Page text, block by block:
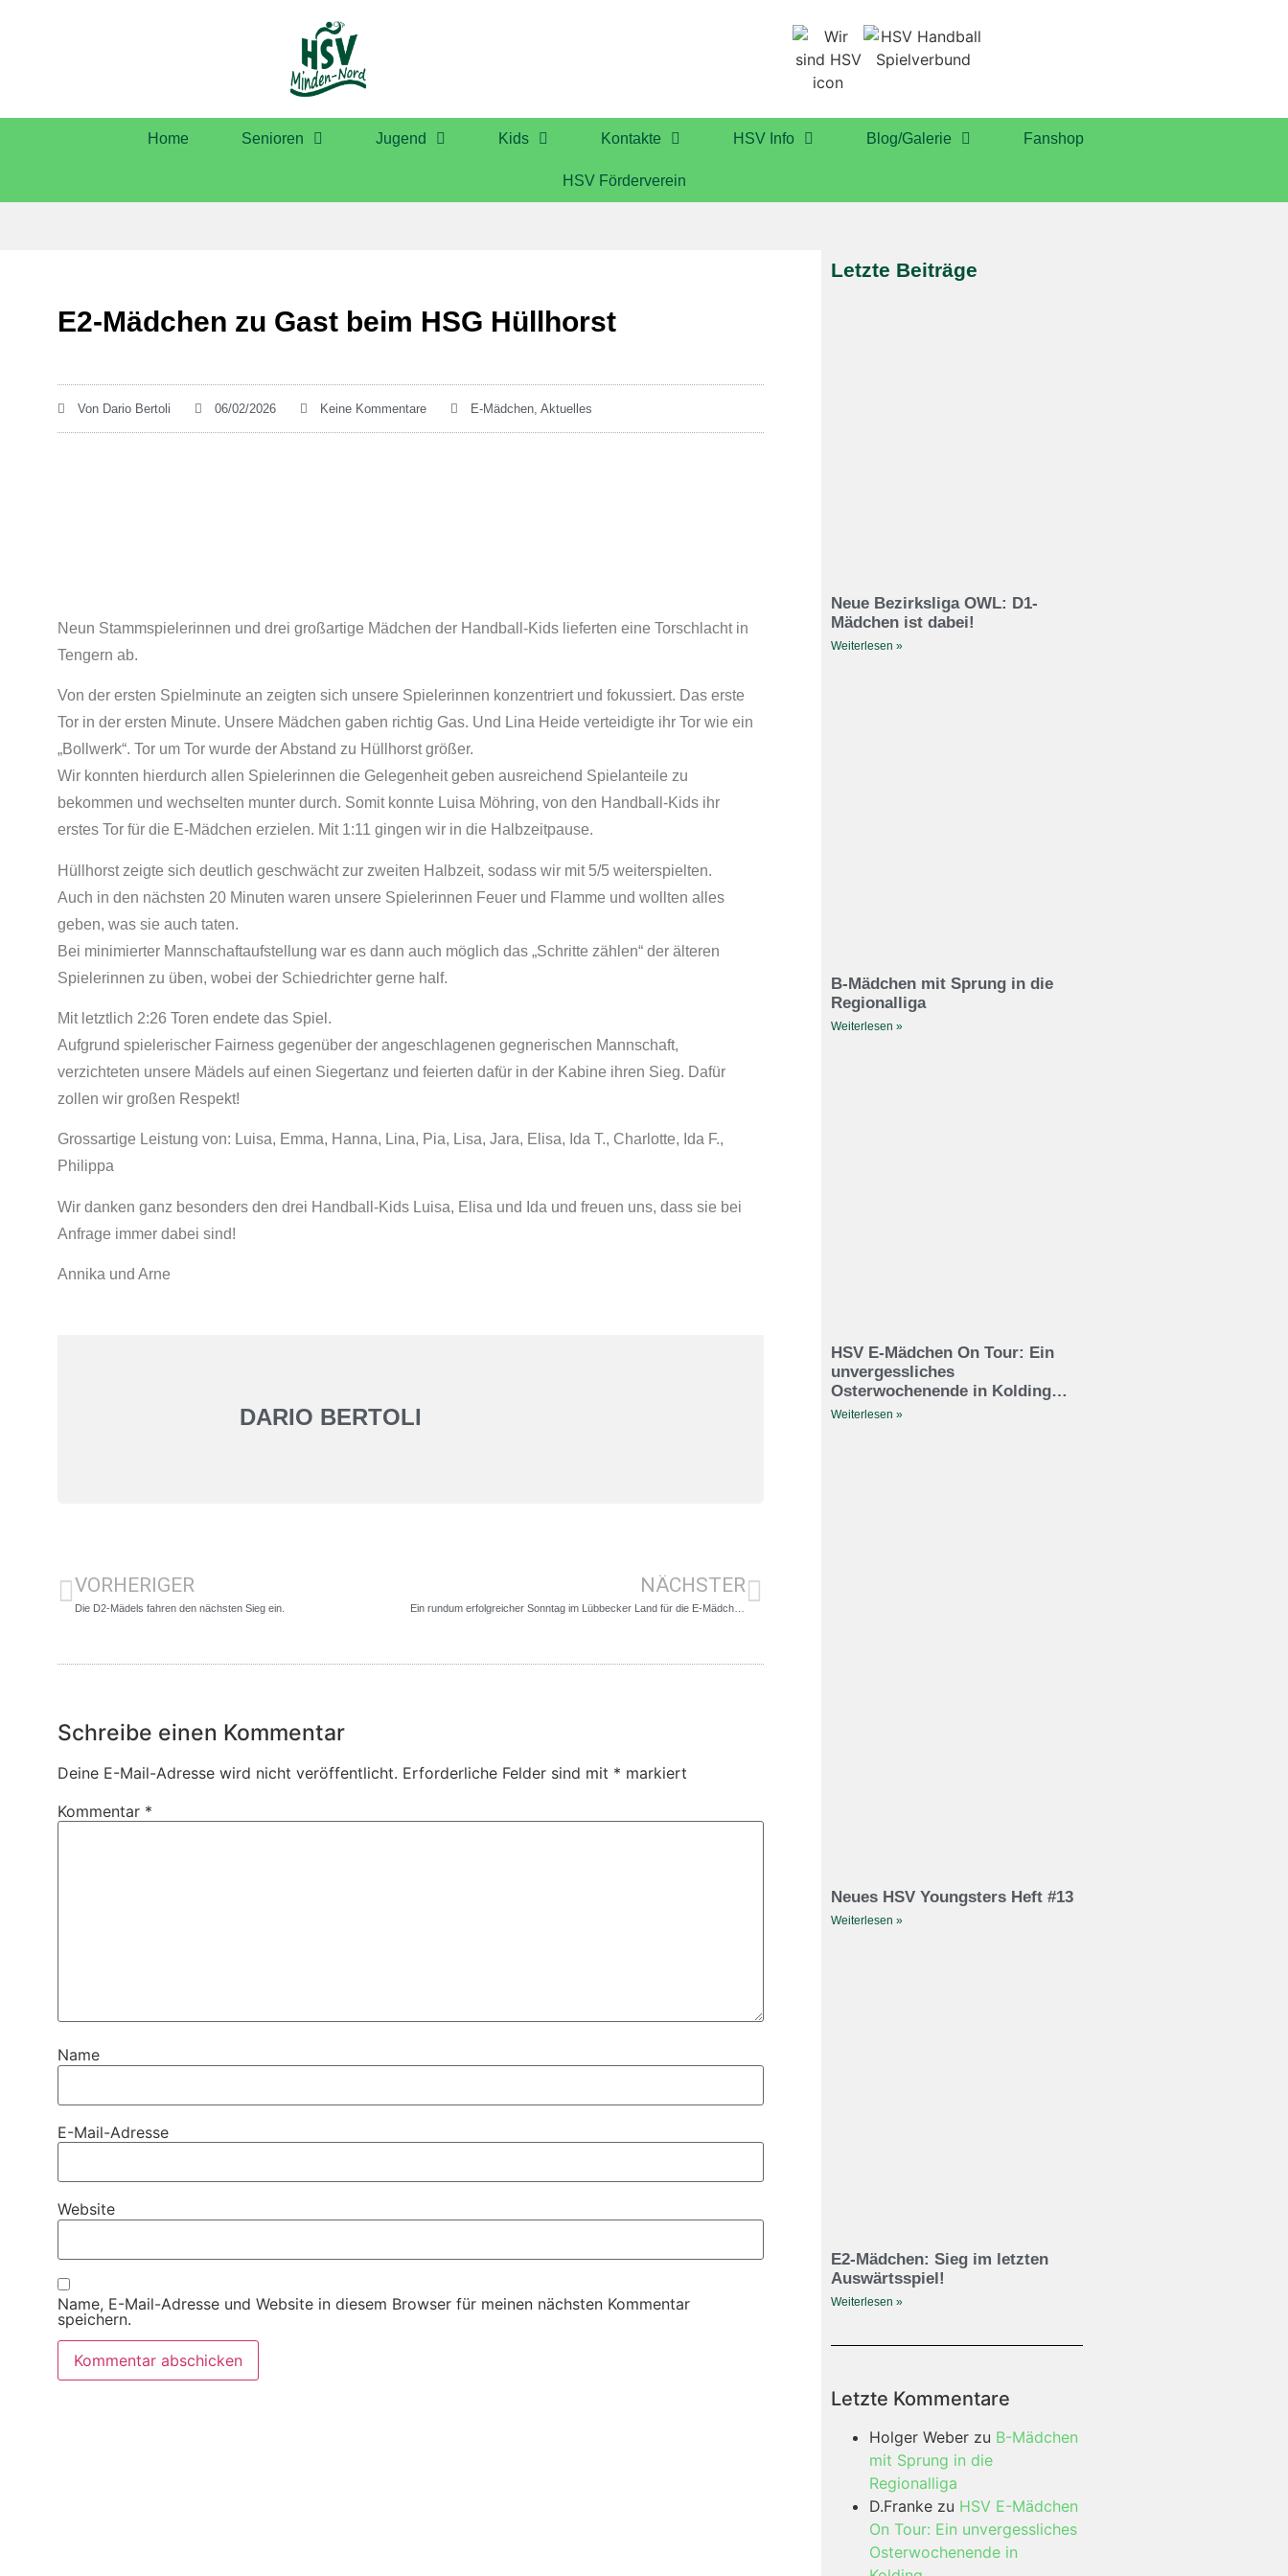
Home Senioren Jugend Kids Kontakte HSV Info Blog/Galerie Fanshop
HSV Förderverein
E2-Mädchen zu Gast beim HSG Hüllhorst
Von Dario Bertoli 06/02/2026 Keine Kommentare E-Mädchen, Aktuelles
Neun Stammspielerinnen und drei großartige Mädchen der Handball-Kids lieferten eine Torschlacht in
Tengern ab.
Von der ersten Spielminute an zeigten sich unsere Spielerinnen konzentriert und fokussiert. Das erste
Tor in der ersten Minute. Unsere Mädchen gaben richtig Gas. Und Lina Heide verteidigte ihr Tor wie ein
„Bollwerk“. Tor um Tor wurde der Abstand zu Hüllhorst größer.
Wir konnten hierdurch allen Spielerinnen die Gelegenheit geben ausreichend Spielanteile zu
bekommen und wechselten munter durch. Somit konnte Luisa Möhring, von den Handball-Kids ihr
erstes Tor für die E-Mädchen erzielen. Mit 1:11 gingen wir in die Halbzeitpause.
Hüllhorst zeigte sich deutlich geschwächt zur zweiten Halbzeit, sodass wir mit 5/5 weiterspielten.
Auch in den nächsten 20 Minuten waren unsere Spielerinnen Feuer und Flamme und wollten alles
geben, was sie auch taten.
Bei minimierter Mannschaftaufstellung war es dann auch möglich das „Schritte zählen“ der älteren
Spielerinnen zu üben, wobei der Schiedrichter gerne half.
Mit letztlich 2:26 Toren endete das Spiel.
Aufgrund spielerischer Fairness gegenüber der angeschlagenen gegnerischen Mannschaft,
verzichteten unsere Mädels auf einen Siegertanz und feierten dafür in der Kabine ihren Sieg. Dafür
zollen wir großen Respekt!
Grossartige Leistung von: Luisa, Emma, Hanna, Lina, Pia, Lisa, Jara, Elisa, Ida T., Charlotte, Ida F.,
Philippa
Wir danken ganz besonders den drei Handball-Kids Luisa, Elisa und Ida und freuen uns, dass sie bei
Anfrage immer dabei sind!
Annika und Arne
DARIO BERTOLI
VORHERIGER
Die D2-Mädels fahren den nächsten Sieg ein.
NÄCHSTER
Ein rundum erfolgreicher Sonntag im Lübbecker Land für die E-Mädchenteams. Anbei der Bericht der E1
Schreibe einen Kommentar
Deine E-Mail-Adresse wird nicht veröffentlicht. Erforderliche Felder sind mit * markiert
Kommentar *
Name
E-Mail-Adresse
Website
Name, E-Mail-Adresse und Website in diesem Browser für meinen nächsten Kommentar
speichern.
Letzte Beiträge
Neue Bezirksliga OWL: D1-
Mädchen ist dabei!
Weiterlesen »
B-Mädchen mit Sprung in die
Regionalliga
Weiterlesen »
HSV E-Mädchen On Tour: Ein
unvergessliches
Osterwochenende in Kolding…
Weiterlesen »
Neues HSV Youngsters Heft #13
Weiterlesen »
E2-Mädchen: Sieg im letzten
Auswärtsspiel!
Weiterlesen »
Letzte Kommentare
Holger Weberzu B-Mädchen
mit Sprung in die
Regionalliga
D.Frankezu HSV E-Mädchen
On Tour: Ein unvergessliches
Osterwochenende in